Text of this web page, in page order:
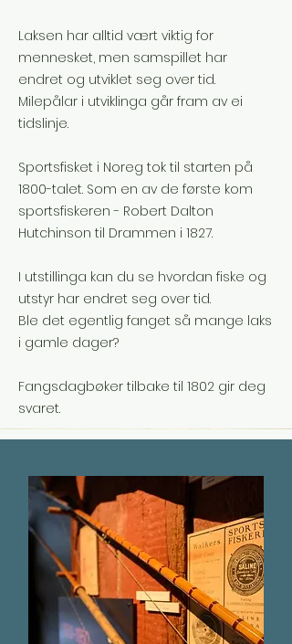
Laksen har alltid vært viktig for
mennesket, men samspillet har
endret og utviklet seg over tid.
Milepålar i utviklinga går fram av ei
tidslinje.
Sportsfisket i Noreg tok til starten på
1800-talet. Som en av de første kom
sportsfiskeren - Robert Dalton
Hutchinson til Drammen i 1827.
I utstillinga kan du se hvordan fiske og
utstyr har endret seg over tid.
Ble det egentlig fanget så mange laks
i gamle dager?
Fangsdagbøker tilbake til 1802 gir deg
svaret.